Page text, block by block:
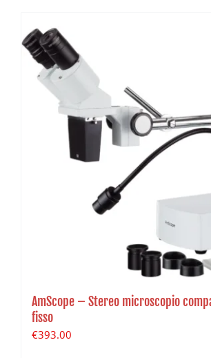
AmScope – Stereo microscopio
fisso
€393.00